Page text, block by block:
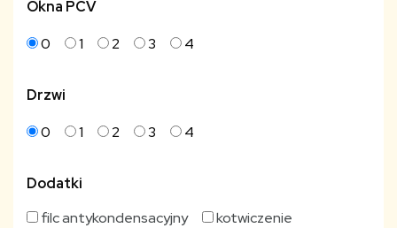
Okna PCV
0
1 2 3 4
Drzwi
0
1 2 3 4
Dodatki
filc antykondensacyjny
kotwiczenie